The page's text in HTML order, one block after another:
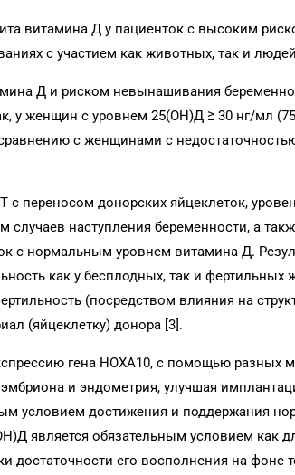
витамина Д у пациенток с высоким
с участием как животных, так и
Д и риском невынашивания
у женщин с уровнем 25(OH)Д ≥ 30 нг/мл
с женщинами с недостаточностью
переносом донорских яйцеклеток,
наступления беременности, а
с нормальным уровнем витамина Д.
как у бесплодных, так и
(посредством влияния на
(яйцеклетку) донора [3].
гена HOXA10, с помощью разных
и эндометрия, улучшая
условием достижения и поддержания
является обязательным условием как
достаточности его восполнения на фоне